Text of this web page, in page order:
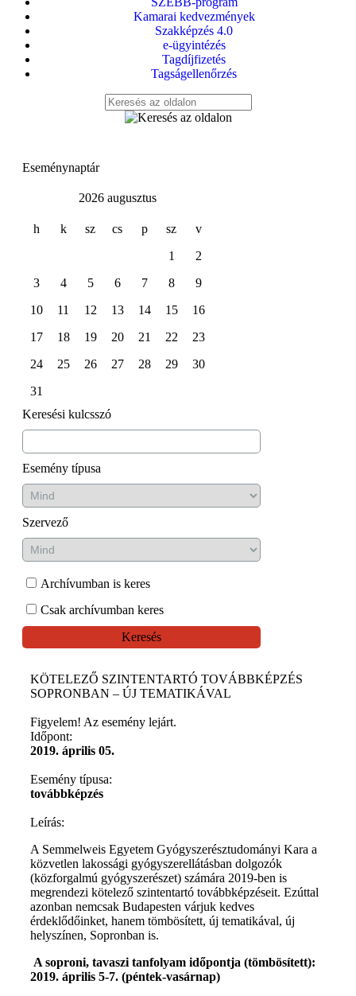
Kamarai kedvezmények
Szakképzés 4.0
e-ügyintézés
Tagdíjfizetés
Tagságellenőrzés
Eseménynaptár
2026 augusztus
h k sz cs p sz
v
1
2
3
4 5 6 7 8
9
10
11 12 13 14 15
16
17
18 19 20 21 22
23
24
25 26 27 28 29
30
31
Keresési kulcsszó
Esemény típusa
Szervező
Archívumban is keres
Csak archívumban keres
Keresés
KÖTELEZŐ SZINTENTARTÓ TOVÁBBKÉPZÉS
SOPRONBAN – ÚJ TEMATIKÁVAL
Figyelem! Az esemény lejárt.
Időpont:
2019. április 05.
Esemény típusa:
továbbképzés
Leírás:
A Semmelweis Egyetem Gyógyszerésztudományi Kara a
közvetlen lakossági gyógyszerellátásban dolgozók
(közforgalmú gyógyszerészet) számára 2019-ben is
megrendezi kötelező szintentartó továbbképzéseit. Ezúttal
azonban nemcsak Budapesten várjuk kedves
érdeklődőinket, hanem tömbösített, új tematikával, új
helyszínen, Sopronban is.
A soproni, tavaszi tanfolyam időpontja (tömbösített):
2019. április 5-7. (péntek-vasárnap)